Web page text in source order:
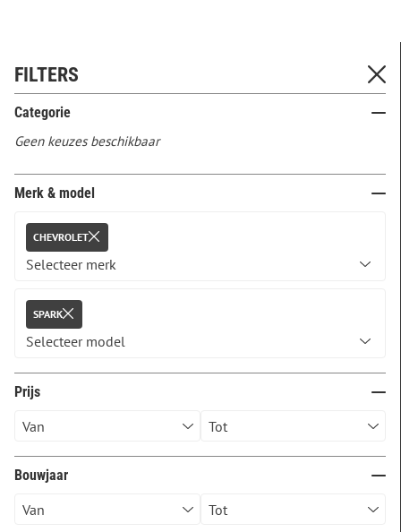
FILTERS
Categorie
Geen keuzes beschikbaar
Merk & model
CHEVROLET
SPARK
Prijs
Bouwjaar